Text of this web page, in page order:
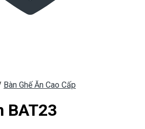
Bàn Ghế Ăn Cao Cấp
BAT23